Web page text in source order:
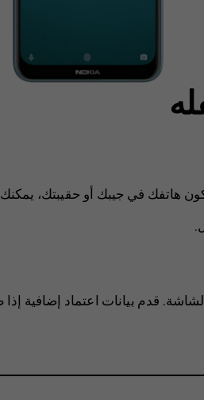
هاتفك في جيبك أو حقيبتك،
قدم بيانات اعتماد إضافية